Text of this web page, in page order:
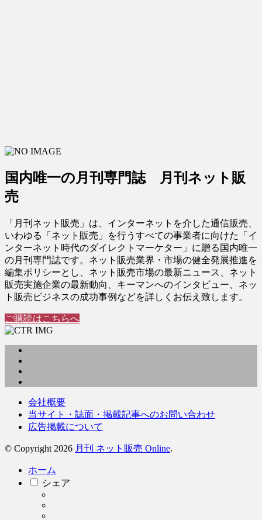
国内唯一の月刊専門誌 月刊ネット販
売
「月刊ネット販売」は、インターネットを介した通信販売、
いわゆる「ネット販売」を行うすべての事業者に向けた「イ
ンターネット時代のダイレクトマーケター」に贈る国内唯一
の月刊専門誌です。ネット販売業界・市場の健全発展推進を
編集ポリシーとし、ネット販売市場の最新ニュース、ネット
販売実施企業の最新動向、キーマンへのインタビュー、ネッ
ト販売ビジネスの成功事例などを詳しくお伝え致します。
ご購読はこちらへ
会社概要
当サイト・誌面・掲載記事へのお問い合わせ
広告掲載について
© Copyright 2026 月刊 ネット販売 Online.
ホーム
シェア